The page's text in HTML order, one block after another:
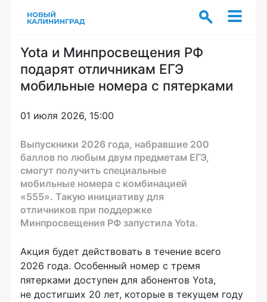
Yota и Минпросвещения РФ
подарят отличникам ЕГЭ
мобильные номера с пятерками
01 июля 2026, 15:00
Выпускники 2026 года, набравшие 200
баллов по любым двум предметам ЕГЭ,
смогут получить специальные
мобильные номера с комбинацией
«555». Такую инициативу для
отличников при поддержке
Минпросвещения РФ запустила Yota.
Акция будет действовать в течение всего
2026 года. Особенный номер с тремя
пятерками доступен для абонентов Yota,
не достигших 20 лет, которые в текущем году